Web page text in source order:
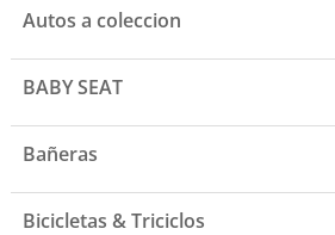
Autos a coleccion
BABY SEAT
Bañeras
Bicicletas & Triciclos